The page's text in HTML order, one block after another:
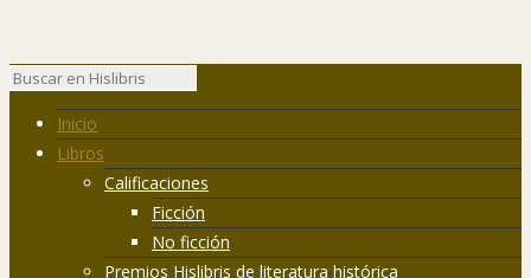
Inicio
Libros
Calificaciones
Ficción
No ficción
Premios Hislibris de literatura histórica